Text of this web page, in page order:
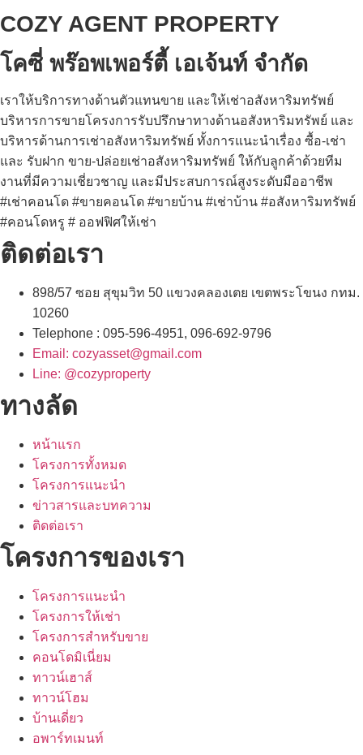
COZY AGENT PROPERTY
โคซี่ พร๊อพเพอร์ตี้ เอเจ้นท์ จำกัด
เราให้บริการทางด้านตัวแทนขาย และให้เช่าอสังหาริมทรัพย์
บริหารการขายโครงการรับปรึกษาทางด้านอสังหาริมทรัพย์ และ
บริหารด้านการเช่าอสังหาริมทรัพย์ ทั้งการแนะนำเรื่อง ซื้อ-เช่า
และ รับฝาก ขาย-ปล่อยเช่าอสังหาริมทรัพย์ ให้กับลูกค้าด้วยทีม
งานที่มีความเชี่ยวชาญ และมีประสบการณ์สูงระดับมืออาชีพ
#เช่าคอนโด #ขายคอนโด #ขายบ้าน #เช่าบ้าน #อสังหาริมทรัพย์
#คอนโดหรู # ออฟฟิศให้เช่า
ติดต่อเรา
898/57 ซอย สุขุมวิท 50 แขวงคลองเตย เขตพระโขนง กทม.
10260
Telephone : 095-596-4951, 096-692-9796
Email: cozyasset@gmail.com
Line: @cozyproperty
ทางลัด
หน้าแรก
โครงการทั้งหมด
โครงการแนะนำ
ข่าวสารและบทความ
ติดต่อเรา
โครงการของเรา
โครงการแนะนำ
โครงการให้เช่า
โครงการสำหรับขาย
คอนโดมิเนี่ยม
ทาวน์เฮาส์
ทาวน์โฮม
บ้านเดี่ยว
อพาร์ทเมนท์